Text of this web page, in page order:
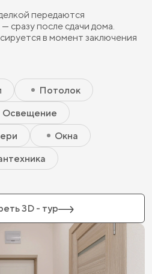
передаются
сразу после сдачи дома.
в момент заключения
базовая
базовая
Потолок
Освещение
Окна
3D - тур